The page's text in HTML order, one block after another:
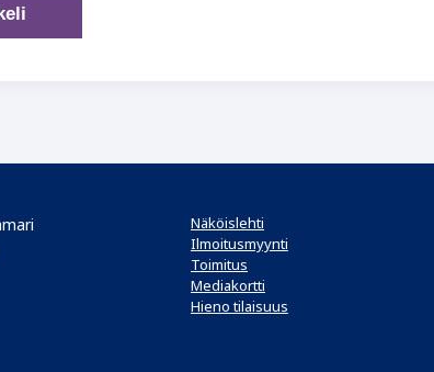
Näköislehti
Ilmoitusmyynti
Toimitus
Mediakortti
Hieno tilaisuus